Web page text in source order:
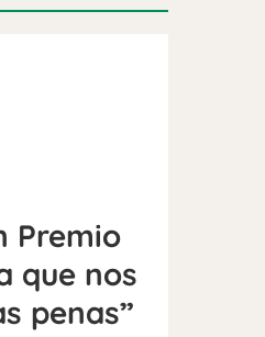
Premio
que nos
penas”